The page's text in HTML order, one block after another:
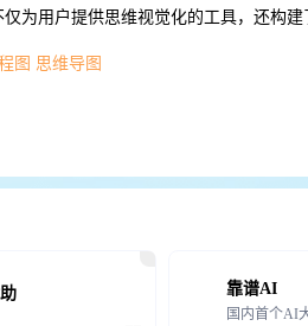
为用户提供思维视觉化的工具，还构建
图 思维导图
靠谱AI